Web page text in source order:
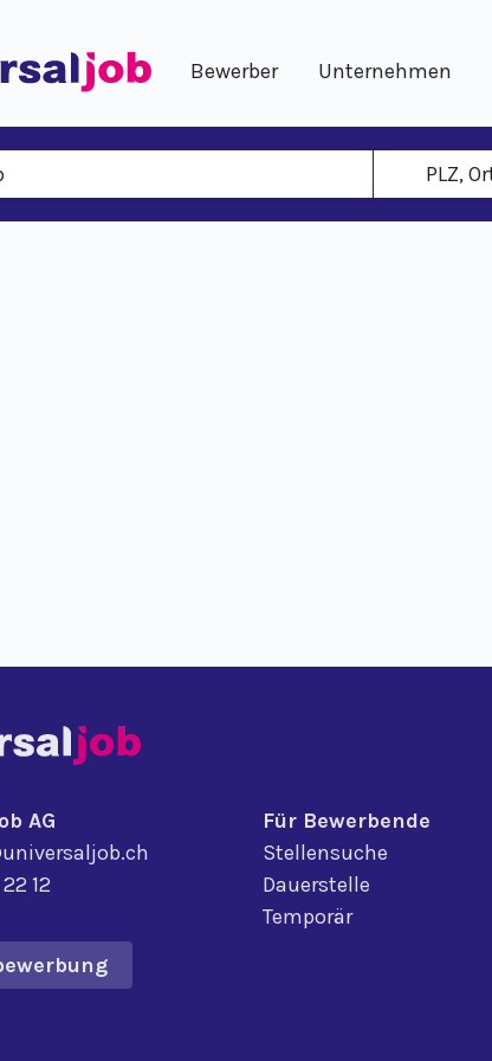
Bewerber Unternehmen
AG
12
Für Bewerbende
Stellensuche
Dauerstelle
Temporär